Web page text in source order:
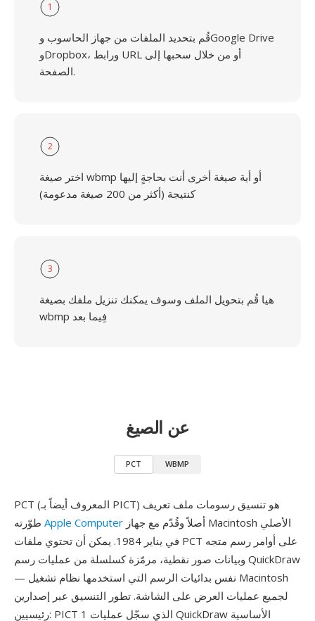
1
قُم بتحديد الملفات من جهاز الحاسوب وGoogle Drive
وDropbox، ورابط URL أو من خلال سحبها إلى
الصفحة.
2
اختر صيغة wbmp أو أية صيغة أخرى أنت بحاجةٍ إليها
كنتيجة (أكثر من 200 صيغة مدعومة)
3
هيا قُم بتحويل الملف وسوف يمكنك تنزيل ملفك بصيغة
wbmp فِيما بعد
عن الصيغ
PCT WBMP
PCT (المعروف أيضاً بـ PICT) هو تنسيق رسومات ملف تعريف
Apple Computer
في يناير 1984. يمكن أن تحتوي ملفات PCT على أوامر رسم متجه
وبيانات صور نقطية، مرمّزة كسلسلة من عمليات رسم QuickDraw
— نفس بدائيات الرسم التي استخدمها نظام تشغيل Macintosh
لجميع عمليات العرض على الشاشة. تطور التنسيق عبر إصدارين
رئيسيين: PICT 1 الذي سجّل عمليات QuickDraw الأساسية